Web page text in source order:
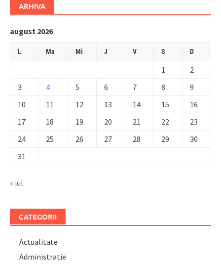
ARHIVA
august 2026
L Ma Mi J V S D
1
2
3
4 5 6 7 8
9
10
11 12 13 14 15
16
17
18 19 20 21 22
23
24
25 26 27 28 29
30
31
« iul.
CATEGORII
Actualitate
Administratie